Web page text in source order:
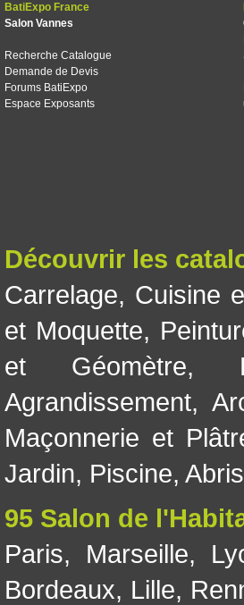
BatiExpo France
Salon Vannes
Recherche Catalogue
Demande de Devis
Forums BatiExpo
Espace Exposants
Découvrir les
Carrelage, Cuisine
et Moquette,
et Géomètre,
Agrandissement,
Maçonnerie et
Jardin, Piscine,
95 Salon de
Paris, Marseille,
Bordeaux, Lille,